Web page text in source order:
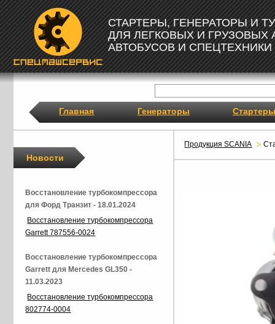
СТАРТЕРЫ, ГЕНЕРАТОРЫ И
ДЛЯ ЛЕГКОВЫХ И ГРУЗОВЫХ
АВТОБУСОВ И СПЕЦТЕХНИКИ
Главная Генераторы Стартеры
Продукция SCANIA
Новости
Восстановление турбокомпрессора
для Форд Транзит - 18.01.2024
Восстановление турбокомпрессора
Garrett 787556-0024
Восстановление турбокомпрессора
Garrett для Mercedes GL350 -
11.03.2023
Восстановление турбокомпрессора
802774-0004